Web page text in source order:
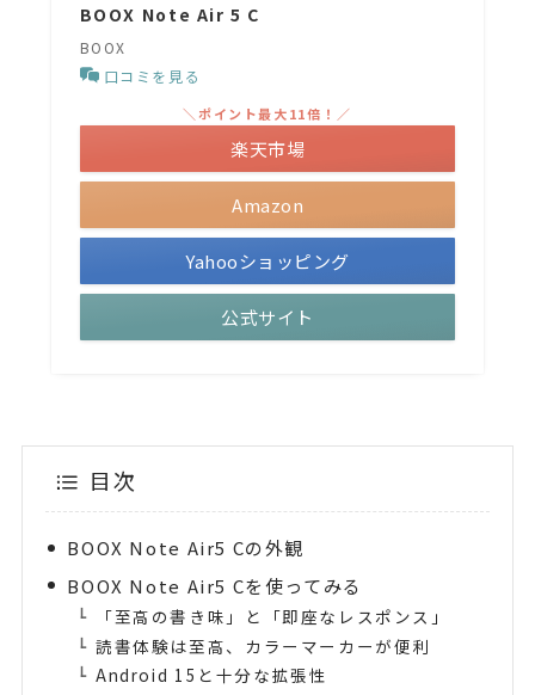
BOOX Note Air 5 C
BOOX
口コミを見る
Amazon
＼ポイント最大11倍！／
楽天市場
Yahooショッピング
公式サイト
目次
BOOX Note Air5 Cの外観
BOOX Note Air5 Cを使ってみる
「至高の書き味」と「即座なレスポンス」
読書体験は至高、カラーマーカーが便利
Android 15と十分な拡張性